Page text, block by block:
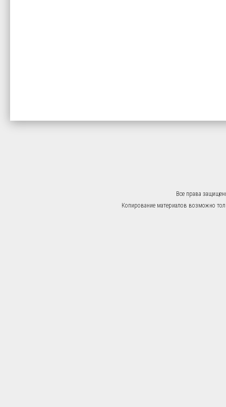
Все права
Копирование материалов возможно